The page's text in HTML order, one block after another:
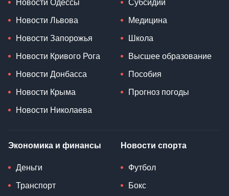
Новости Одессы
Новости Львова
Новости Запорожья
Новости Кривого Рога
Новости Донбасса
Новости Крыма
Новости Николаева
Субсидии
Медицина
Школа
Высшее образование
Пособия
Прогноз погоды
Экономика и финансы
Деньги
Транспорт
Новости спорта
Футбол
Бокс